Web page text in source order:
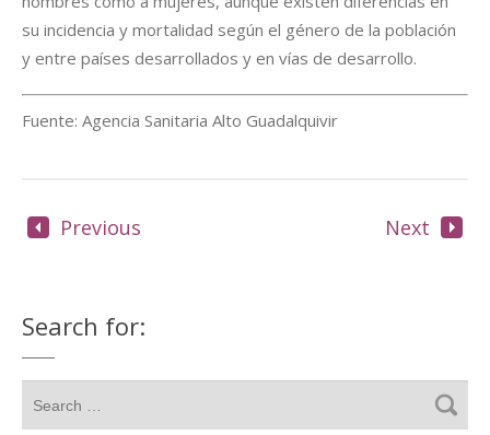
su incidencia y mortalidad según el género de la población
y entre países desarrollados y en vías de desarrollo.
Fuente: Agencia Sanitaria Alto Guadalquivir
Previous Next
Search for: